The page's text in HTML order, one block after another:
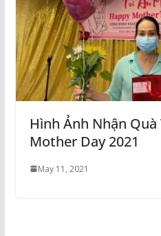
Hình Ảnh Nhận Quà
Mother Day 2021
May 11, 2021